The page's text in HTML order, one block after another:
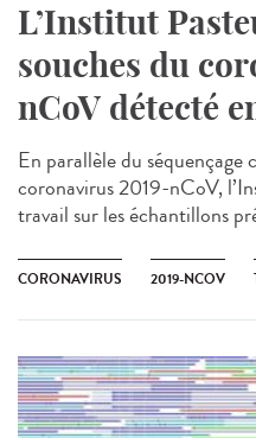
L’Institut
souches du
nCoV détecté
En parallèle du
coronavirus 2019-nCoV,
travail sur les échantillons
CORONAVIRUS 2019-NCOV